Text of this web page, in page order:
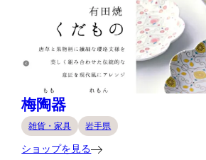
梅陶器
雑貨・家具 岩手県
ショップを見る